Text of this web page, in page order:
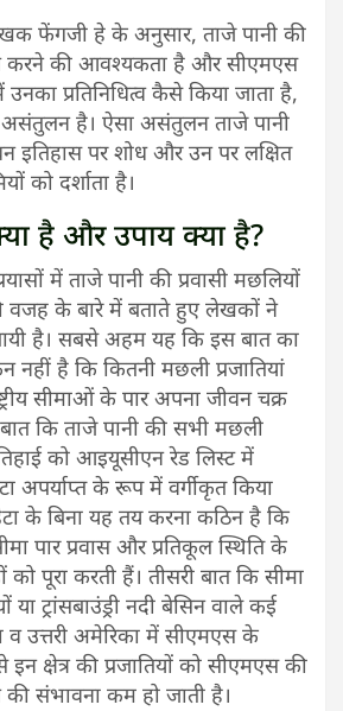
फेंगजी हे के अनुसार, ताजे पानी की
करने की आवश्यकता है और सीएमएस
उनका प्रतिनिधित्व कैसे किया जाता है,
है। ऐसा असंतुलन ताजे पानी
इतिहास पर शोध और उन पर लक्षित
को दर्शाता है।
है और उपाय क्या है?
में ताजे पानी की प्रवासी मछलियों
वजह के बारे में बताते हुए लेखकों ने
है। सबसे अहम यह कि इस बात का
नहीं है कि कितनी मछली प्रजातियां
सीमाओं के पार अपना जीवन चक्र
कि ताजे पानी की सभी मछली
को आइयूसीएन रेड लिस्ट में
अपर्याप्त के रूप में वर्गीकृत किया
के बिना यह तय करना कठिन है कि
पार प्रवास और प्रतिकूल स्थिति के
पूरा करती हैं। तीसरी बात कि सीमा
या ट्रांसबाउंड्री नदी बेसिन वाले कई
उत्तरी अमेरिका में सीएमएस के
क्षेत्र की प्रजातियों को सीएमएस की
संभावना कम हो जाती है।